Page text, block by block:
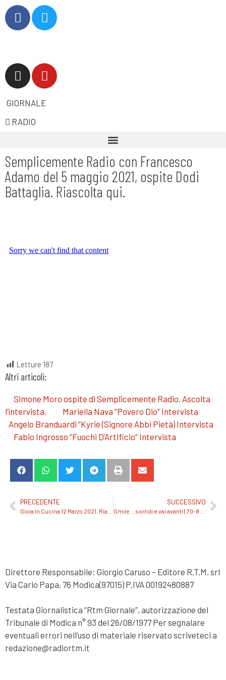
GIORNALE
RADIO
Semplicemente Radio con Francesco
Adamo del 5 maggio 2021, ospite Dodi
Battaglia. Riascolta qui.
Letture 187
Altri articoli:
Simone Moro ospite di Semplicemente Radio. Ascolta
l’intervista.
Mariella Nava “Povero Dio” Intervista
Angelo Branduardi “Kyrie (Signore Abbi Pietà) Intervista
Fabio Ingrosso “Fuochi D’Artificio” Intervista
PRECEDENTE SUCCESSIVO
Direttore Responsabile: Giorgio Caruso – Editore R.T.M. srl
Via Carlo Papa, 76 Modica(97015) P.IVA 00192480887
Testata Giornalistica “Rtm Giornale”, autorizzazione del
Tribunale di Modica n° 93 del 26/08/1977 Per segnalare
eventuali errori nell’uso di materiale riservato scriveteci a
redazione@radiortm.it